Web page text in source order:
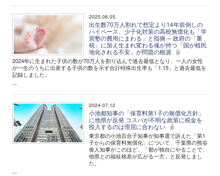
2025.06.05
出生数70万人割れで想定より14年前倒しの
ハイペース、少子化対策の高校無償化も「学
習塾の費用にまわる」と指摘 ─ 政府の「重
税」に加え生まれ変わる魂が持つ「国が植民
地化される不安」が問題の根源
2024年に生まれた子供の数が70万人を割り込んで過去最低となり、一人の女性
が一生のうちに出産する子供の数を示す合計特殊出生率も「1.15」と過去最低を
記録しました。
...
2024.07.12
小池都知事の「保育料第1子の無償化方針」
に他県が反発 コスパが不明な政策に税金を
投入するのは理屈に合わない
東京都の小池百合子知事が知事選で訴えた「第1
子からの保育料無償化」について、千葉県の熊谷
俊人知事がこのほど、「都が独自にやることで、
他県との福祉格差が広がる一方」と反発しまし
た。
...